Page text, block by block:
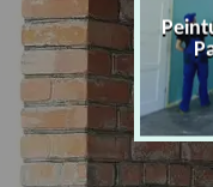
interieure
Calais